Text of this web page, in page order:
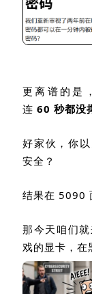
更离谱的是
连 60 秒都没
好家伙，你
安全？
结果在 5090
那今天咱们
戏的显卡，在